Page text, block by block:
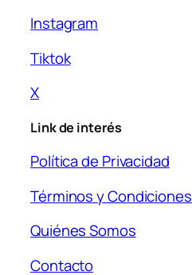
Instagram
Tiktok
X
Link de interés
Política de Privacidad
Términos y Condiciones
Quiénes Somos
Contacto